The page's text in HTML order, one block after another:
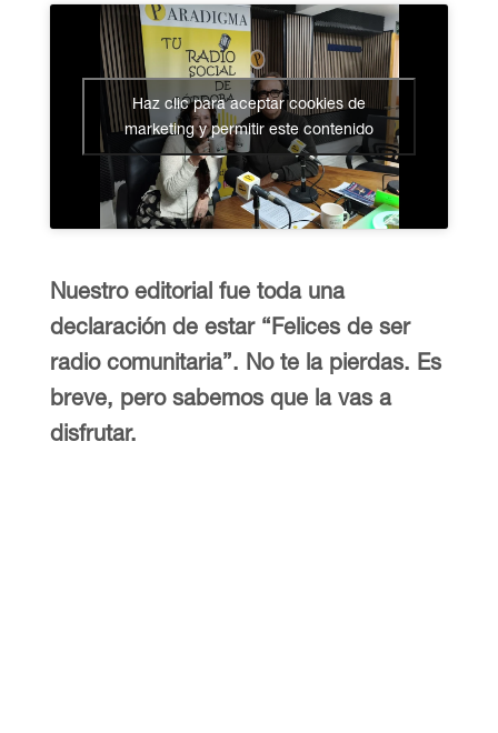
Haz clic para aceptar cookies de
marketing y permitir este contenido
Nuestro editorial fue toda una
declaración de estar “Felices de ser
radio comunitaria”. No te la pierdas. Es
breve, pero sabemos que la vas a
disfrutar.